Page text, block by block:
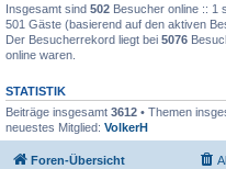
Insgesamt sind 502 Besucher online :: 1
501 Gäste (basierend auf den aktiven
Der Besucherrekord liegt bei 5076
online waren.
STATISTIK
Beiträge insgesamt 3612 • Themen
neuestes Mitglied: VolkerH
Foren-Übersicht